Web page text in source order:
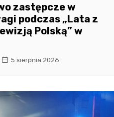
zastępcze w
podczas „Lata z
Polską” w
5 sierpnia 2026